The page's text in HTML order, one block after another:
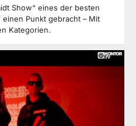
Show“ eines der besten
einen Punkt gebracht – Mit
Kategorien.